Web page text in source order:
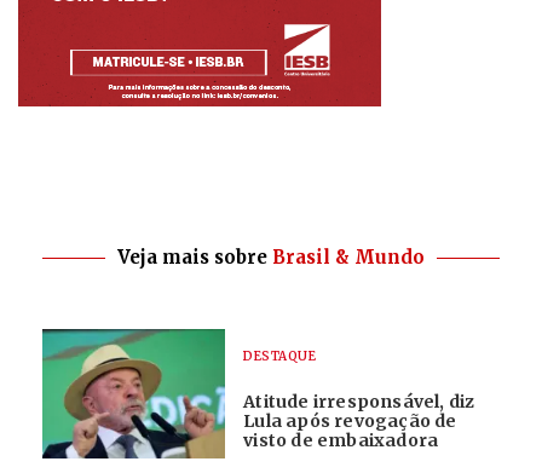
Veja mais sobre Brasil & Mundo
DESTAQUE
Atitude irresponsável, diz
Lula após revogação de
visto de embaixadora